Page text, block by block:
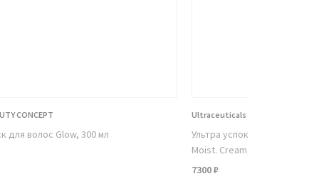
CONCEPT
для волос Glow, 300 мл
Ultraceuticals
Ультра успокаивающий
Moist. Cream, 75 ml
7300 ₽